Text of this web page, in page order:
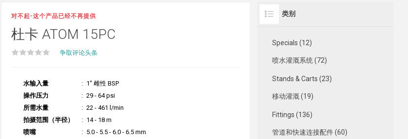
对不起-这个产品已经不再提供
杜卡 ATOM 15PC
争取评论头条
水输入量 : 1" 雌性 BSP
操作压力
: 29 - 64 psi
所需水量
: 22 - 461 l/min
拍摄范围（半径）
: 14 - 18 m
喷嘴
: 5.0 - 5.5 - 6.0 - 6.5 mm
类别
Specials (12)
喷水灌溉系统 (72)
Stands & Carts (23)
移动灌溉 (19)
Fittings (136)
管道和快速连接配件 (60)